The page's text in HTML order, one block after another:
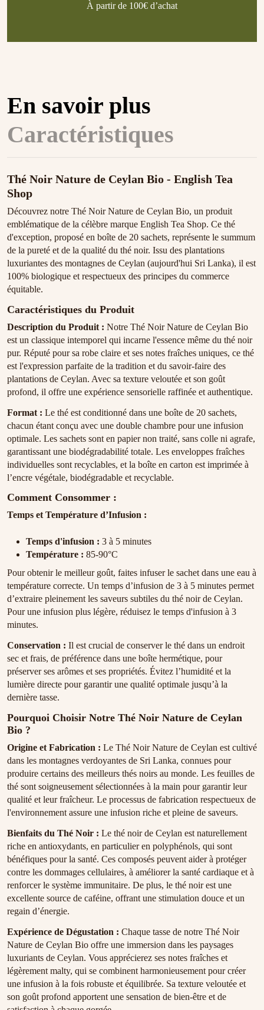
À partir de 100€ d’achat
En savoir plus
Caractéristiques
Thé Noir Nature de Ceylan Bio - English Tea
Shop
Découvrez notre Thé Noir Nature de Ceylan Bio, un produit
emblématique de la célèbre marque English Tea Shop. Ce thé
d'exception, proposé en boîte de 20 sachets, représente le summum
de la pureté et de la qualité du thé noir. Issu des plantations
luxuriantes des montagnes de Ceylan (aujourd'hui Sri Lanka), il est
100% biologique et respectueux des principes du commerce
équitable.
Caractéristiques du Produit
Description du Produit : Notre Thé Noir Nature de Ceylan Bio
est un classique intemporel qui incarne l'essence même du thé noir
pur. Réputé pour sa robe claire et ses notes fraîches uniques, ce thé
est l'expression parfaite de la tradition et du savoir-faire des
plantations de Ceylan. Avec sa texture veloutée et son goût
profond, il offre une expérience sensorielle raffinée et authentique.
Format : Le thé est conditionné dans une boîte de 20 sachets,
chacun étant conçu avec une double chambre pour une infusion
optimale. Les sachets sont en papier non traité, sans colle ni agrafe,
garantissant une biodégradabilité totale. Les enveloppes fraîches
individuelles sont recyclables, et la boîte en carton est imprimée à
l’encre végétale, biodégradable et recyclable.
Comment Consommer :
Temps et Température d’Infusion :
Temps d'infusion : 3 à 5 minutes
Température : 85-90°C
Pour obtenir le meilleur goût, faites infuser le sachet dans une eau à
température correcte. Un temps d’infusion de 3 à 5 minutes permet
d’extraire pleinement les saveurs subtiles du thé noir de Ceylan.
Pour une infusion plus légère, réduisez le temps d'infusion à 3
minutes.
Conservation : Il est crucial de conserver le thé dans un endroit
sec et frais, de préférence dans une boîte hermétique, pour
préserver ses arômes et ses propriétés. Évitez l’humidité et la
lumière directe pour garantir une qualité optimale jusqu’à la
dernière tasse.
Pourquoi Choisir Notre Thé Noir Nature de Ceylan
Bio ?
Origine et Fabrication : Le Thé Noir Nature de Ceylan est cultivé
dans les montagnes verdoyantes de Sri Lanka, connues pour
produire certains des meilleurs thés noirs au monde. Les feuilles de
thé sont soigneusement sélectionnées à la main pour garantir leur
qualité et leur fraîcheur. Le processus de fabrication respectueux de
l'environnement assure une infusion riche et pleine de saveurs.
Bienfaits du Thé Noir : Le thé noir de Ceylan est naturellement
riche en antioxydants, en particulier en polyphénols, qui sont
bénéfiques pour la santé. Ces composés peuvent aider à protéger
contre les dommages cellulaires, à améliorer la santé cardiaque et à
renforcer le système immunitaire. De plus, le thé noir est une
excellente source de caféine, offrant une stimulation douce et un
regain d’énergie.
Expérience de Dégustation : Chaque tasse de notre Thé Noir
Nature de Ceylan Bio offre une immersion dans les paysages
luxuriants de Ceylan. Vous apprécierez ses notes fraîches et
légèrement malty, qui se combinent harmonieusement pour créer
une infusion à la fois robuste et équilibrée. Sa texture veloutée et
son goût profond apportent une sensation de bien-être et de